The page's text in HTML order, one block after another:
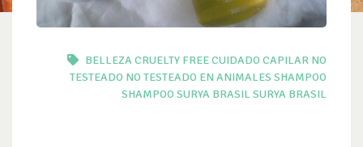
BELLEZA CRUELTY FREECUIDADO CAPILAR NO
TESTEADO NO TESTEADO EN ANIMALES SHAMPOO
SHAMPOO SURYA BRASIL SURYA BRASIL